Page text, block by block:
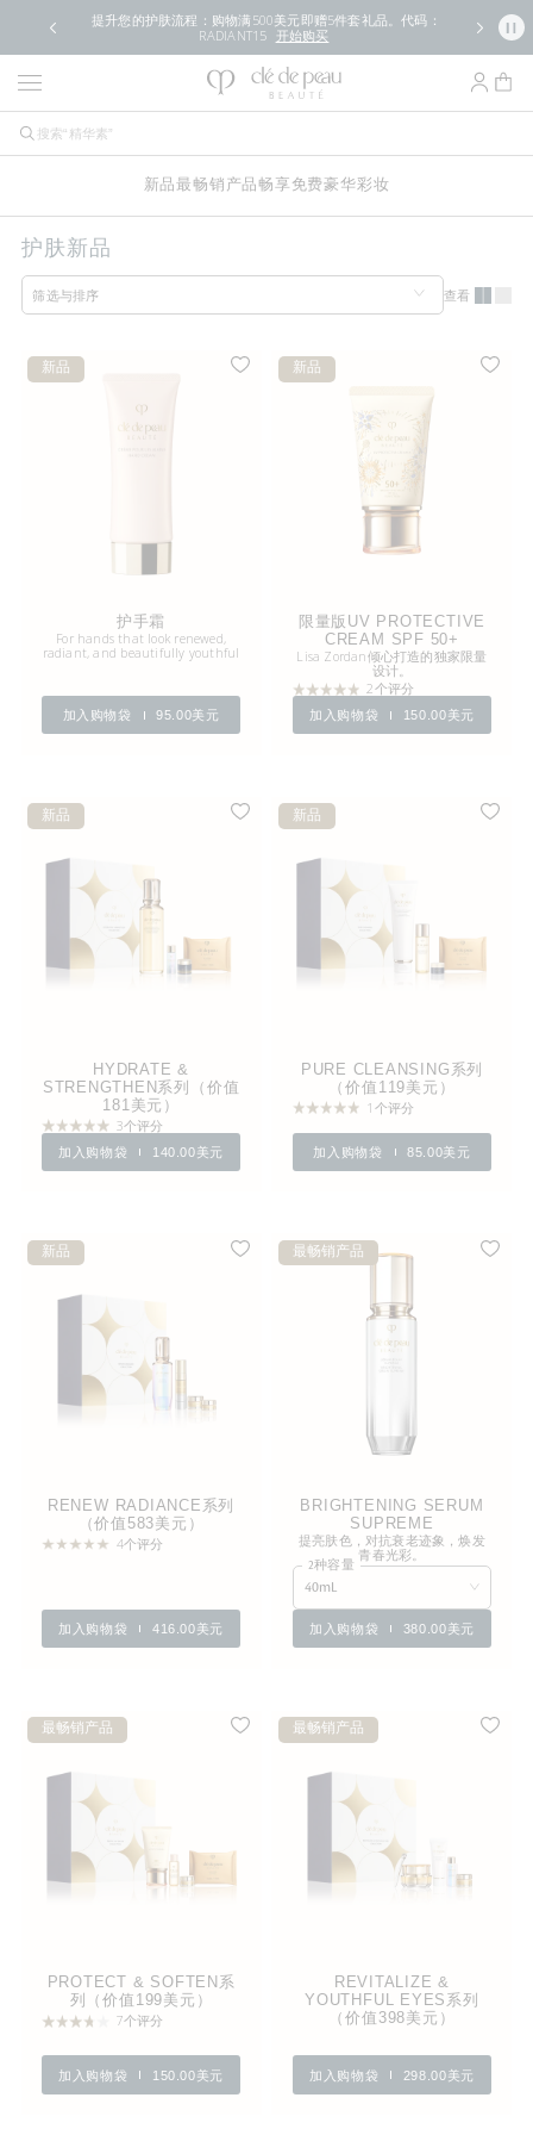
提升您的护肤流程：购物满500美元即赠5件套礼品。代码：
RADIANT15 开始购买
新品最畅销产品畅享免费豪华彩妆
护肤新品
筛选与排序 查看
新品
护手霜
For hands that look renewed,
radiant, and beautifully youthful
加入购物袋 95.00美元
新品
限量版UV PROTECTIVE
CREAM SPF 50+
Lisa Zordan倾心打造的独家限量
设计。
2个评分
加入购物袋 150.00美元
新品
HYDRATE &
STRENGTHEN系列（价值
181美元）
3个评分
加入购物袋 140.00美元
新品
PURE CLEANSING系列
（价值119美元）
1个评分
加入购物袋 85.00美元
新品
RENEW RADIANCE系列
（价值583美元）
4个评分
加入购物袋 416.00美元
最畅销产品
BRIGHTENING SERUM
SUPREME
提亮肤色，对抗衰老迹象，焕发
青春光彩。
2种容量
40mL
加入购物袋 380.00美元
最畅销产品
PROTECT & SOFTEN系
列（价值199美元）
7个评分
加入购物袋 150.00美元
最畅销产品
REVITALIZE &
YOUTHFUL EYES系列
（价值398美元）
加入购物袋 298.00美元